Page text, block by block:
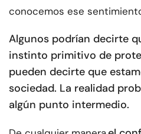
conocemos ese
Algunos podrían decirte
instinto primitivo de
pueden decirte que
sociedad. La realidad
algún punto intermedio.